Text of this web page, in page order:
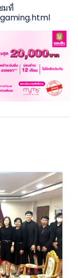
มที่